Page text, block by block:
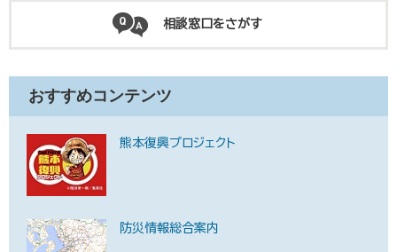
相談窓口をさがす
おすすめコンテンツ
熊本復興プロジェクト
防災情報総合案内